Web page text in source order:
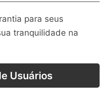
para seus
tranquilidade na
Usuários